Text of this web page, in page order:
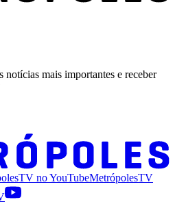
mais importantes e receber
noYouTubeMetrópolesTV